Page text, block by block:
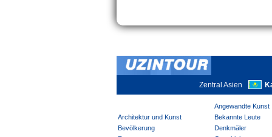
Zentral Asien
Angewandte Kunst
Architektur und Kunst
Bekannte Leute
Bevölkerung
Denkmäler